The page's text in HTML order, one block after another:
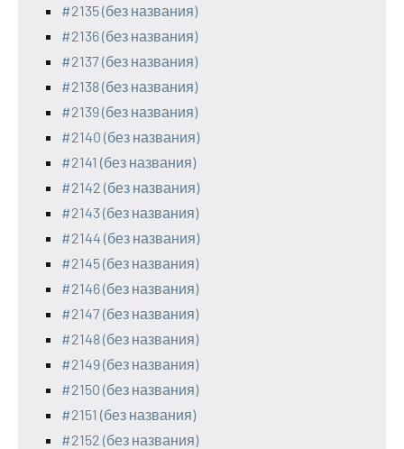
#2135 (без названия)
#2136 (без названия)
#2137 (без названия)
#2138 (без названия)
#2139 (без названия)
#2140 (без названия)
#2141 (без названия)
#2142 (без названия)
#2143 (без названия)
#2144 (без названия)
#2145 (без названия)
#2146 (без названия)
#2147 (без названия)
#2148 (без названия)
#2149 (без названия)
#2150 (без названия)
#2151 (без названия)
#2152 (без названия)